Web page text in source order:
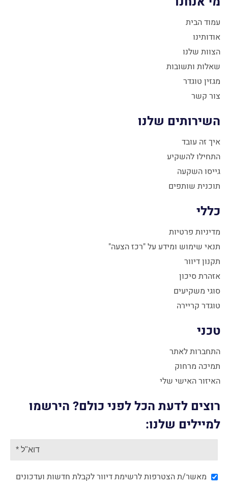
עמוד הבית
אודותינו
הצוות שלנו
שאלות ותשובות
מגזין טוגדר
צור קשר
השירותים שלנו
איך זה עובד
התחילו להשקיע
גייסו השקעה
תוכנית שותפים
כללי
מדיניות פרטיות
תנאי שימוש ומידע על "רכז הצעה"
תקנון דיוור
אזהרת סיכון
סוגי משקיעים
טוגדר קריירה
טכני
התחברות לאתר
תמיכה מרחוק
האיזור האישי שלי
רוצים לדעת הכל לפני כולם? הירשמו
למיילים שלנו:
מאשר/ת הצטרפות לרשימת דיוור לקבלת חדשות ועדכונים